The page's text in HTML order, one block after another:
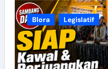
Blora Legislatif